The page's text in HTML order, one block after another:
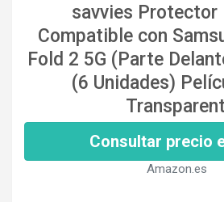
savvies Protector
Compatible con
Fold 2 5G (Parte
(6 Unidades)
Consultar precio
Amazon.es